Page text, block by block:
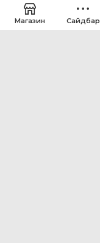
Магазин Сайдбар